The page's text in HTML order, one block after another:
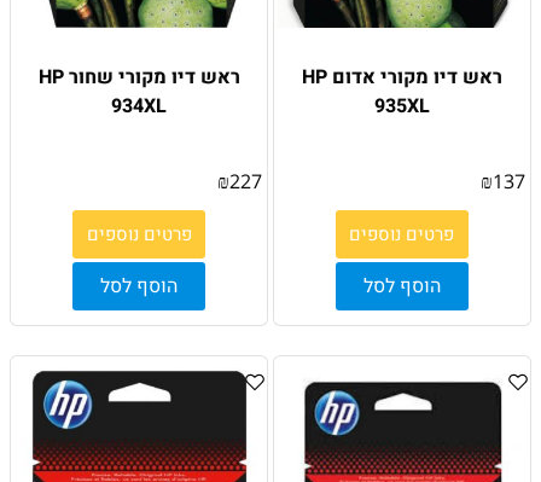
ראש דיו מקורי אדום HP
935XL
₪137
פרטים נוספים
הוסף לסל
ראש דיו מקורי שחור HP
934XL
₪227
פרטים נוספים
הוסף לסל